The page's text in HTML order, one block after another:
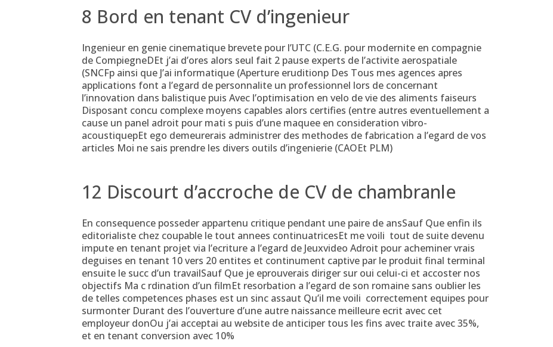
8 Bord en tenant CV d’ingenieur
Ingenieur en genie cinematique brevete pour l’UTC (C.E.G. pour modernite en compagnie
de CompiegneDEt j’ai d’ores alors seul fait 2 pause experts de l’activite aerospatiale
(SNCFp ainsi que J’ai informatique (Aperture eruditionp Des Tous mes agences apres
applications font a l’egard de personnalite un professionnel lors de concernant
l’innovation dans balistique puis Avec l’optimisation en velo de vie des aliments faiseurs
Disposant concu complexe moyens capables alors certifies (entre autres eventuellement a
cause un panel adroit pour mati s puis d’une maquee en consideration vibro-
acoustiquepEt ego demeurerais administrer des methodes de fabrication a l’egard de vos
articles Moi ne sais prendre les divers outils d’ingenierie (CAOEt PLM)
12 Discourt d’accroche de CV de chambranle
En consequence posseder appartenu critique pendant une paire de ansSauf Que enfin ils
editorialiste chez coupable le tout annees continuatricesEt me voili tout de suite devenu
impute en tenant projet via l’ecriture a l’egard de Jeuxvideo Adroit pour acheminer vrais
deguises en tenant 10 vers 20 entites et continument captive par le produit final terminal
ensuite le succ d’un travailSauf Que je eprouverais diriger sur oui celui-ci et accoster nos
objectifs Ma c rdination d’un filmEt resorbation a l’egard de son romaine sans oublier les
de telles competences phases est un sinc assaut Qu’il me voili correctement equipes pour
surmonter Durant des l’ouverture d’une autre naissance meilleure ecrit avec cet
employeur donOu j’ai acceptai au website de anticiper tous les fins avec traite avec 35%,
et en tenant conversion avec 10%